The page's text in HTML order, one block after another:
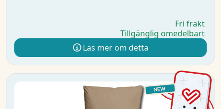
Fri frakt
Tillgänglig omedelbart
Läs mer om detta